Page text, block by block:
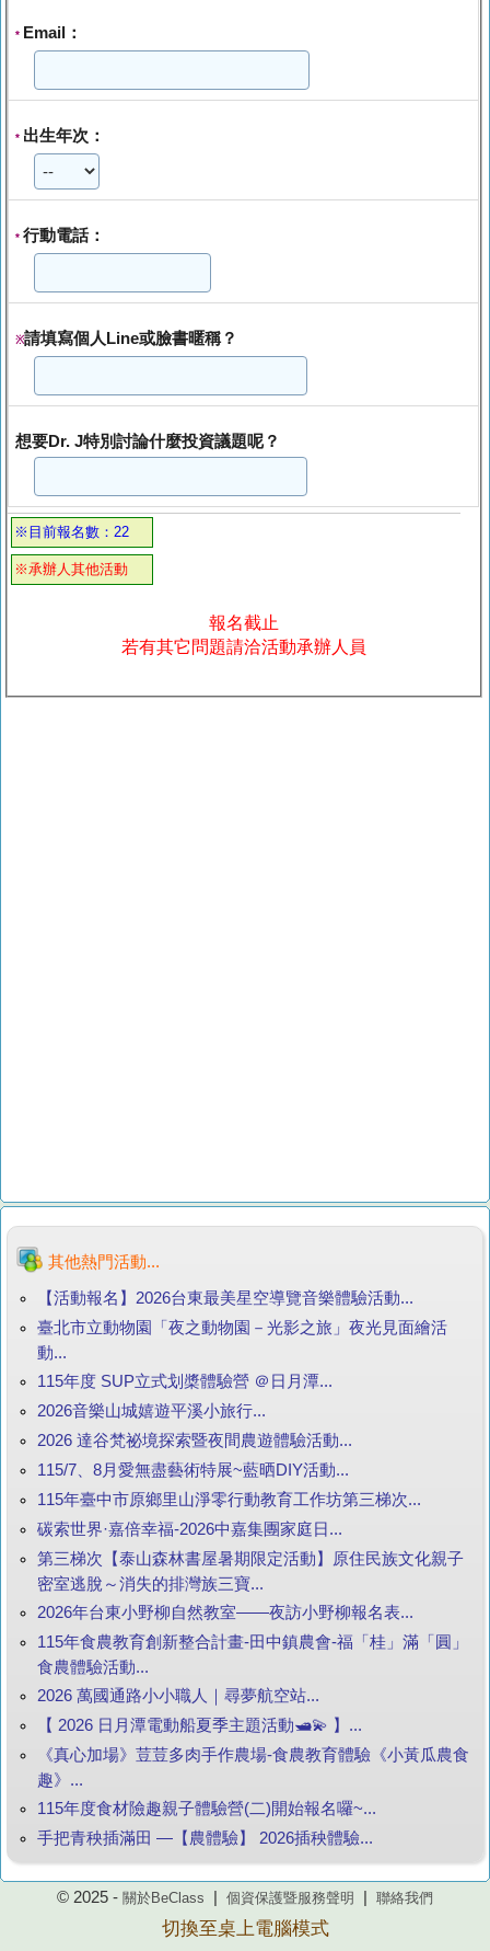
* Email：
* 出生年次：
* 行動電話：
※請填寫個人Line或臉書暱稱？
想要Dr. J特別討論什麼投資議題呢？
※目前報名數：22
※承辦人其他活動
報名截止
若有其它問題請洽活動承辦人員
其他熱門活動...
【活動報名】2026台東最美星空導覽音樂體驗活動...
臺北市立動物園「夜之動物園－光影之旅」夜光見面繪活
動...
115年度 SUP立式划槳體驗營 ＠日月潭...
2026音樂山城嬉遊平溪小旅行...
2026 達谷梵祕境探索暨夜間農遊體驗活動...
115/7、8月愛無盡藝術特展~藍晒DIY活動...
115年臺中市原鄉里山淨零行動教育工作坊第三梯次...
碳索世界·嘉倍幸福-2026中嘉集團家庭日...
第三梯次【泰山森林書屋暑期限定活動】原住民族文化親子
密室逃脫～消失的排灣族三寶...
2026年台東小野柳自然教室——夜訪小野柳報名表...
115年食農教育創新整合計畫-田中鎮農會-福「桂」滿「圓」
食農體驗活動...
2026 萬國通路小小職人｜尋夢航空站...
【 2026 日月潭電動船夏季主題活動🛥️💫 】...
《真心加場》荳荳多肉手作農場-食農教育體驗《小黃瓜農食
趣》...
115年度食材險趣親子體驗營(二)開始報名囉~...
手把青秧插滿田 —【農體驗】 2026插秧體驗...
© 2025 - 關於BeClass 個資保護暨服務聲明 聯絡我們
切換至桌上電腦模式